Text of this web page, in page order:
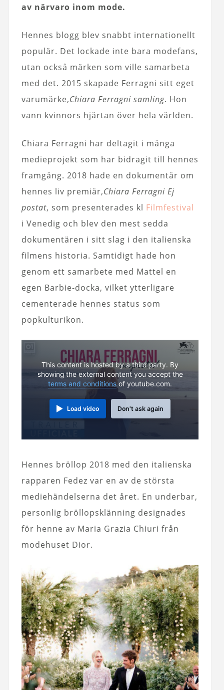
av närvaro inom mode.
Hennes blogg blev snabbt internationellt
populär. Det lockade inte bara modefans,
utan också märken som ville samarbeta
med det. 2015 skapade Ferragni sitt eget
varumärke,Chiara Ferragni samling. Hon
vann kvinnors hjärtan över hela världen.
Chiara Ferragni har deltagit i många
medieprojekt som har bidragit till hennes
framgång. 2018 hade en dokumentär om
hennes liv premiär,Chiara Ferragni Ej
postat, som presenterades kl Filmfestival
i Venedig och blev den mest sedda
dokumentären i sitt slag i den italienska
filmens historia. Samtidigt hade hon
genom ett samarbete med Mattel en
egen Barbie-docka, vilket ytterligare
cementerade hennes status som
popkulturikon.
This content is hosted by a third party. By
showing the external content you accept the
terms and conditions of youtube.com.
Load video Don't ask again
Hennes bröllop 2018 med den italienska
rapparen Fedez var en av de största
mediehändelserna det året. En underbar,
personlig bröllopsklänning designades
för henne av Maria Grazia Chiuri från
modehuset Dior.